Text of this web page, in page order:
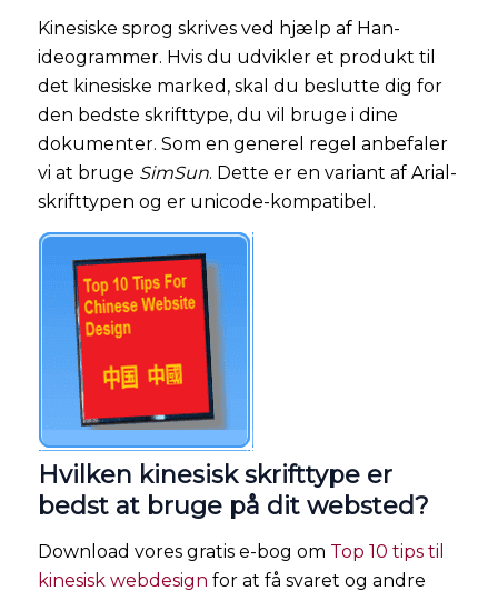
Kinesiske sprog skrives ved hjælp af Han-
ideogrammer. Hvis du udvikler et produkt til
det kinesiske marked, skal du beslutte dig for
den bedste skrifttype, du vil bruge i dine
dokumenter. Som en generel regel anbefaler
vi at bruge SimSun. Dette er en variant af Arial-
skrifttypen og er unicode-kompatibel.
Hvilken kinesisk skrifttype er
bedst at bruge på dit websted?
Download vores gratis e-bog om Top 10 tips til
kinesisk webdesign for at få svaret og andre